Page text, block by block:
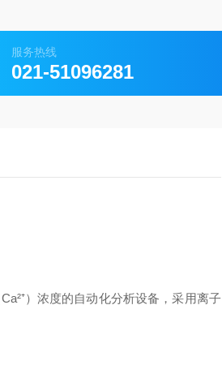
服务热线
021-51096281
）浓度的自动化分析设备，采用离子